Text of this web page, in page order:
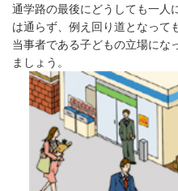
通学路の最後にどうしても一人
は通らず、例え回り道となって
当事者である子どもの立場にな
ましょう。